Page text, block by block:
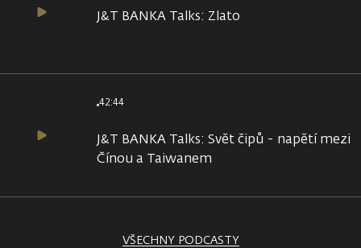
J&T BANKA Talks: Zlato
J&T BANKA Talks: Svět čipů - napětí mezi
Čínou a Taiwanem
42:44
VŠECHNY PODCASTY